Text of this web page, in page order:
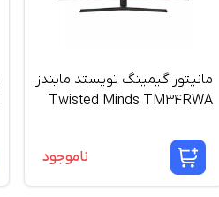
مانیتور گیمینگ تویستد مایندز
Twisted Minds TM34RWA
ناموجود